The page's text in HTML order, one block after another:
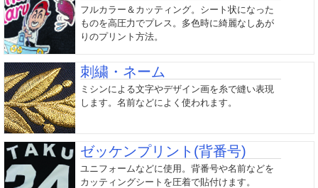
フルカラー＆カッティング。シート状になった
ものを高圧力でプレス。多色時に綺麗なしあが
りのプリント方法。
刺繍・ネーム
ミシンによる文字やデザイン画を糸で縫い表現
します。名前などによく使われます。
ゼッケンプリント(背番号)
ユニフォームなどに使用。背番号や名前などを
カッティングシートを圧着で貼付けます。